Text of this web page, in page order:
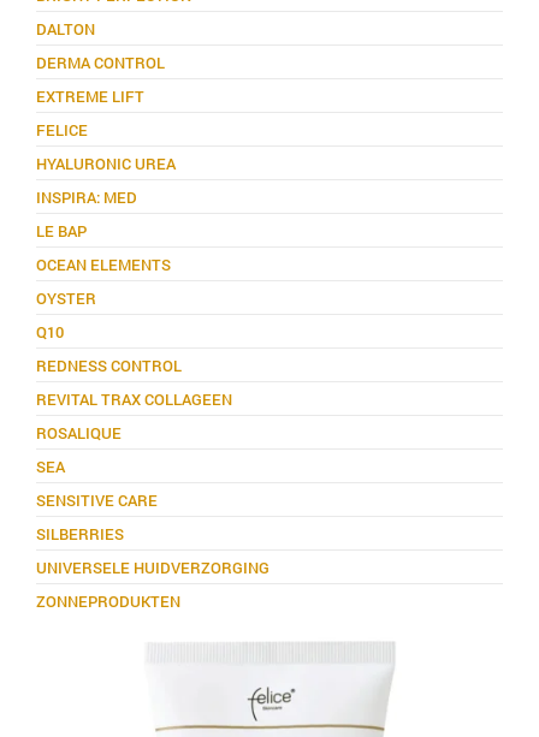
DALTON
DERMA CONTROL
EXTREME LIFT
FELICE
HYALURONIC UREA
INSPIRA: MED
LE BAP
OCEAN ELEMENTS
OYSTER
Q10
REDNESS CONTROL
REVITAL TRAX COLLAGEEN
ROSALIQUE
SEA
SENSITIVE CARE
SILBERRIES
UNIVERSELE HUIDVERZORGING
ZONNEPRODUKTEN